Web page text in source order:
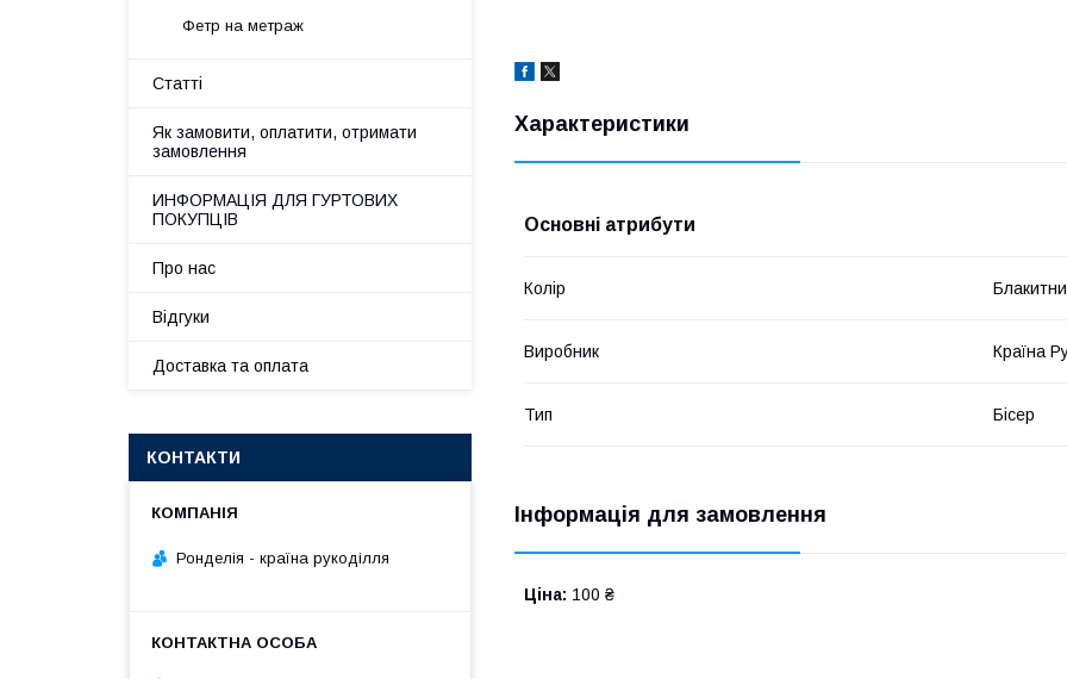
Характеристики
Основні атрибути
Колір
Виробник Країна
Тип Бісер
Інформація для замовлення
Ціна: 100 ₴
Фетр на метраж
Статті
Як замовити, оплатити, отримати
замовлення
ИНФОРМАЦІЯ ДЛЯ ГУРТОВИХ
ПОКУПЦІВ
Про нас
Відгуки
Доставка та оплата
КОНТАКТИ
Ронделія - країна рукоділля